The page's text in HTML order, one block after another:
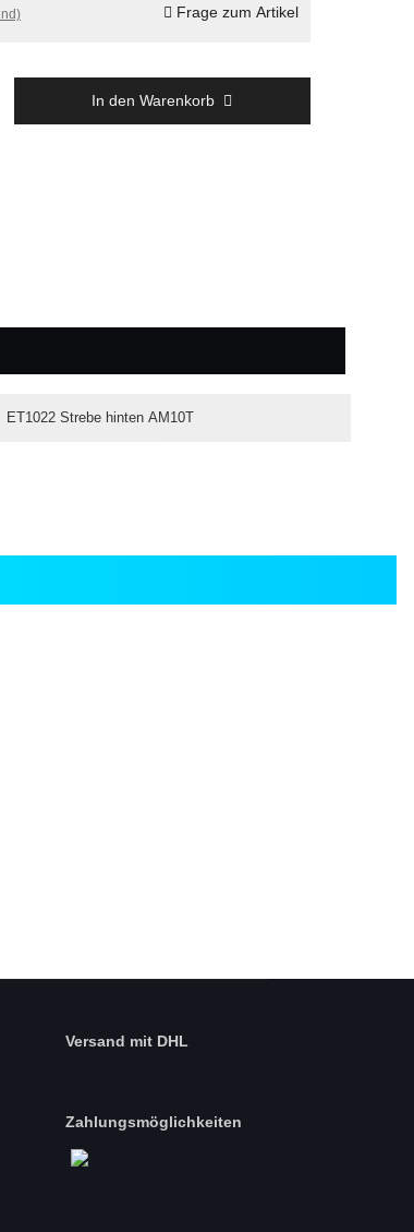
Frage zum Artikel
In den Warenkorb
ET1022 Strebe hinten AM10T
Versand mit DHL
Zahlungsmöglichkeiten